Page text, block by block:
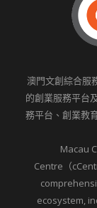
澳門文創綜合服
的創業服務平台
務平台、創業教
Macau
Centre（
ecosystem,